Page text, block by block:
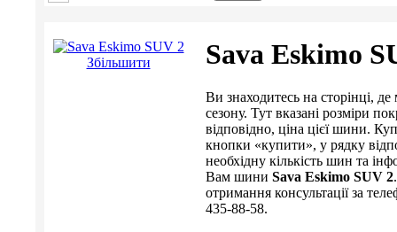
Збільшити Sava Eskimo
Ви знаходитесь на сторінці,
сезону. Тут вказані розміри
відповідно, ціна цієї шини.
кнопки «купити», у рядку
необхідну кількість шин та
Вам шини Sava Eskimo SUV 2
отримання консультації за
435-88-58.